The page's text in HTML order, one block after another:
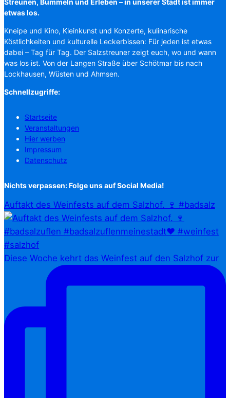
etwas los.
Kneipe und Kino, Kleinkunst und Konzerte, kulinarische
Köstlichkeiten und kulturelle Leckerbissen: Für jeden ist etwas
dabei – Tag für Tag. Der Salzstreuner zeigt euch, wo und wann
was los ist. Von der Langen Straße über Schötmar bis nach
Lockhausen, Wüsten und Ahmsen.
Schnellzugriffe:
Startseite
Veranstaltungen
Hier werben
Impressum
Datenschutz
Nichts verpassen: Folge uns auf Social Media!
Auftakt des Weinfests auf dem Salzhof. 🍷 #badsalz
Diese Woche kehrt das Weinfest auf den Salzhof zur